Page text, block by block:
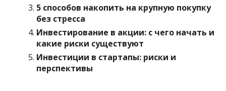
5 способов накопить на крупную покупку
без стресса
Инвестирование в акции: с чего начать и
какие риски существуют
Инвестиции в стартапы: риски и
перспективы